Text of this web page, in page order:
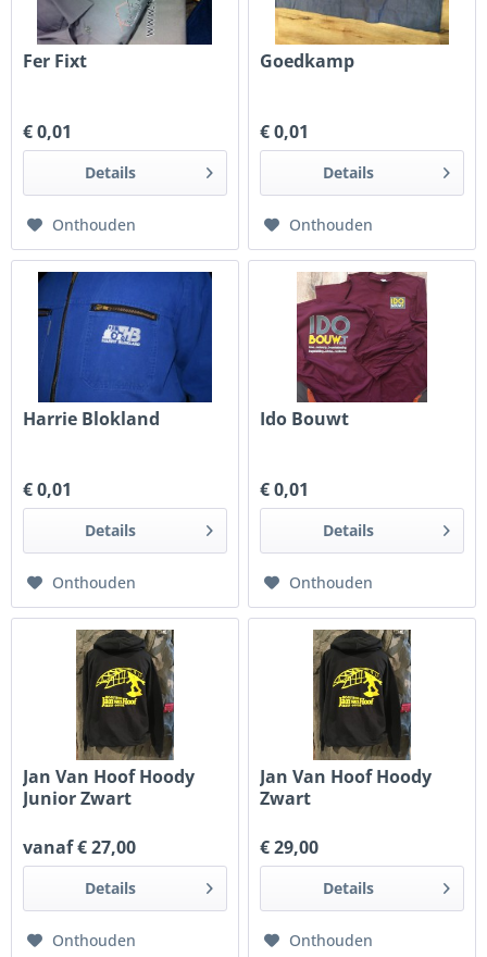
Fer Fixt
€ 0,01
Details
Onthouden
Goedkamp
€ 0,01
Details
Onthouden
Harrie Blokland
€ 0,01
Details
Onthouden
Ido Bouwt
€ 0,01
Details
Onthouden
Jan Van Hoof Hoody
Junior Zwart
vanaf € 27,00
Details
Onthouden
Jan Van Hoof Hoody
Zwart
€ 29,00
Details
Onthouden